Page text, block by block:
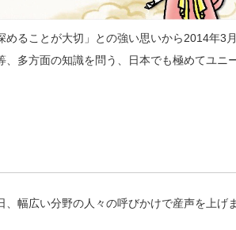
めることが大切」との強い思いから2014年3
多方面の知識を問う、日本でも極めてユニ
幅広い分野の人々の呼びかけで産声を上げ